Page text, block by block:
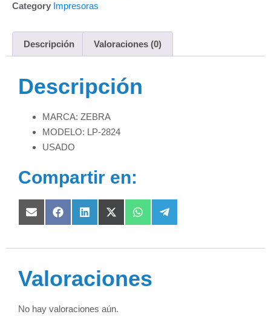
Category Impresoras
Descripción Valoraciones (0)
Descripción
MARCA: ZEBRA
MODELO: LP-2824
USADO
Compartir en:
Valoraciones
No hay valoraciones aún.